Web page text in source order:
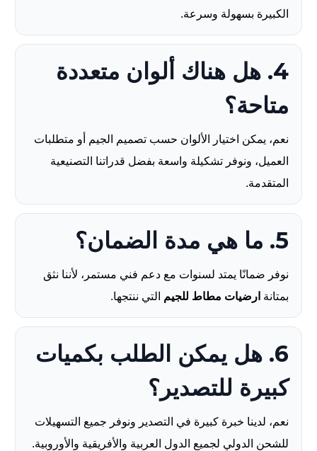
الكبيرة بسهولة وسرعة.
4. هل هناك ألوان متعددة
متاحة؟
نعم، يمكن اختيار الألوان حسب تصميم الجيم أو متطلبات
العميل، ونوفر تشكيلة واسعة بفضل قدراتنا التصنيعية
المتقدمة.
5. ما هي مدة الضمان؟
نوفر ضمانًا يمتد لسنوات مع دعم فني مستمر، لأننا نثق
بمتانة ارضيات مطاط للجيم التي ننتجها.
6. هل يمكن الطلب بكميات
كبيرة للتصدير؟
نعم، لدينا خبرة كبيرة في التصدير ونوفر جميع التسهيلات
للشحن الدولي لجميع الدول العربية والأفريقية والأوروبية.